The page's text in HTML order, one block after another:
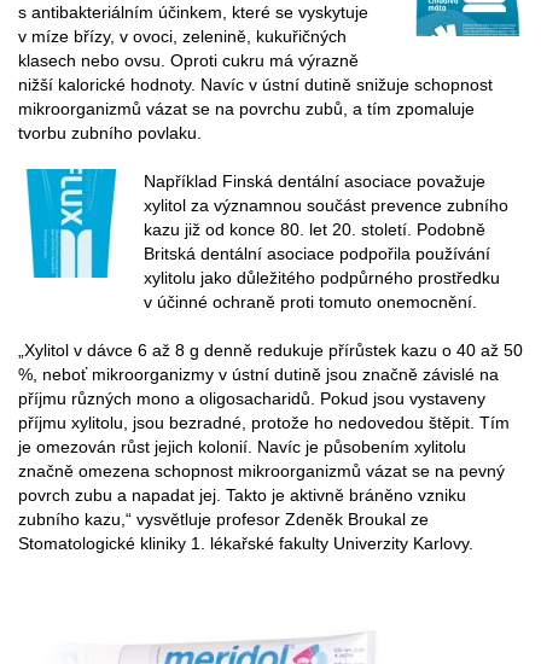
s antibakteriálním účinkem, které se vyskytuje
v míze břízy, v ovoci, zelenině, kukuřičných
klasech nebo ovsu. Oproti cukru má výrazně
nižší kalorické hodnoty. Navíc v ústní dutině snižuje schopnost
mikroorganizmů vázat se na povrchu zubů, a tím zpomaluje
tvorbu zubního povlaku.
Například Finská dentální asociace považuje
xylitol za významnou součást prevence zubního
kazu již od konce 80. let 20. století. Podobně
Britská dentální asociace podpořila používání
xylitolu jako důležitého podpůrného prostředku
v účinné ochraně proti tomuto onemocnění.
„Xylitol v dávce 6 až 8 g denně redukuje přírůstek kazu o 40 až 50
%, neboť mikroorganizmy v ústní dutině jsou značně závislé na
příjmu různých mono a oligosacharidů. Pokud jsou vystaveny
příjmu xylitolu, jsou bezradné, protože ho nedovedou štěpit. Tím
je omezován růst jejich kolonií. Navíc je působením xylitolu
značně omezena schopnost mikroorganizmů vázat se na pevný
povrch zubu a napadat jej. Takto je aktivně bráněno vzniku
zubního kazu,“ vysvětluje profesor Zdeněk Broukal ze
Stomatologické kliniky 1. lékařské fakulty Univerzity Karlovy.